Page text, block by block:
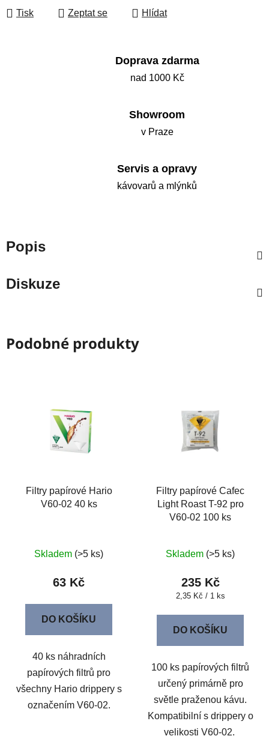
Tisk Zeptat se Hlídat
Doprava zdarma
nad 1000 Kč
Showroom
v Praze
Servis a opravy
kávovarů a mlýnků
Popis
Diskuze
Podobné produkty
Filtry papírové Hario
V60-02 40 ks
Skladem (>5 ks)
63 Kč
DO KOŠÍKU
40 ks náhradních
papírových filtrů pro
všechny Hario drippery s
označením V60-02.
Filtry papírové Cafec
Light Roast T-92 pro
V60-02 100 ks
Skladem (>5 ks)
235 Kč
Měrná
2,35 Kč / 1 ks
DO KOŠÍKU
100 ks papírových filtrů
určený primárně pro
světle praženou kávu.
Kompatibilní s drippery o
velikosti V60-02.